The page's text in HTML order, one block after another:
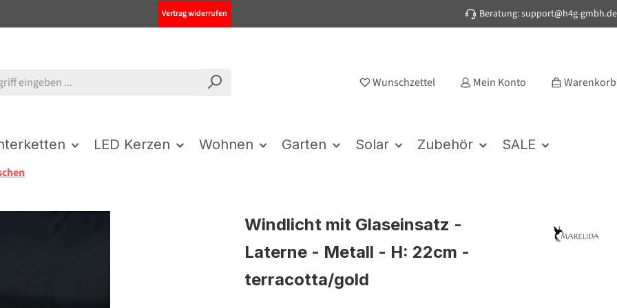
Vertrag widerrufen Beratung: support@h4g-gmbh.de
Wunschzettel Mein Konto Warenkorb
LED Kerzen Wohnen Garten Solar Zubehör SALE
Windlicht mit Glaseinsatz -
Laterne - Metall - H: 22cm -
terracotta/gold